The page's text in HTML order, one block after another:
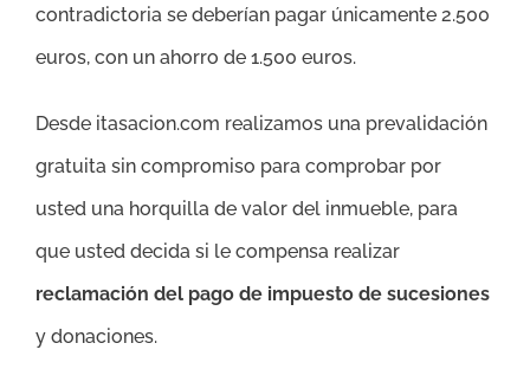
contradictoria se deberían pagar únicamente 2.500
euros, con un ahorro de 1.500 euros.
Desde itasacion.com realizamos una prevalidación
gratuita sin compromiso para comprobar por
usted una horquilla de valor del inmueble, para
que usted decida si le compensa realizar
reclamación del pago de impuesto de sucesiones
y donaciones.